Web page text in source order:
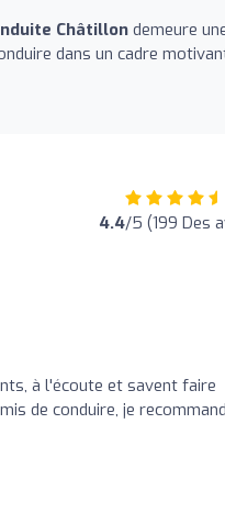
Châtillon demeure
dans un cadre
4.4/5 (199 Des
à l'écoute et savent faire
de conduire, je